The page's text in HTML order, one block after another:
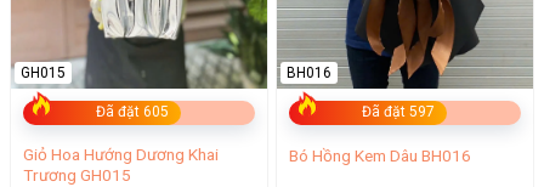
Đã đặt 605
GH015
Giỏ Hoa Hướng Dương Khai
Trương GH015
Đã đặt 597
BH016
Bó Hồng Kem Dâu BH016